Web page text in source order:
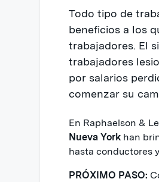
Todo tipo de
beneficios a los
trabajadores. El
trabajadores
por salarios
comenzar su
En Raphaelson &
Nueva York han
hasta conductores
PRÓXIMO PASO: